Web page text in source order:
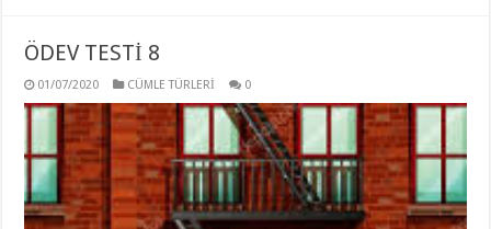
ÖDEV TESTİ 8
01/07/2020 CÜMLE TÜRLERİ 0